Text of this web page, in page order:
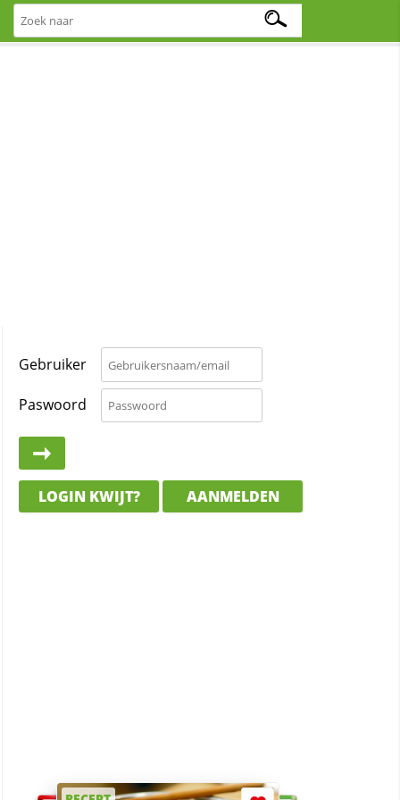
Gebruiker
Paswoord
LOGIN KWIJT? AANMELDEN